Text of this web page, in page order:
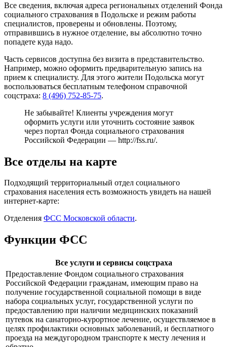
Все сведения, включая адреса региональных отделений Фонда
социального страхования в Подольске и режим работы
специалистов, проверены и обновлены. Поэтому,
отправившись в нужное отделение, вы абсолютно точно
попадете куда надо.
Часть сервисов доступна без визита в представительство.
Например, можно оформить предварительную запись на
прием к специалисту. Для этого жители Подольска могут
воспользоваться бесплатным телефоном справочной
соцстраха: 8 (496) 752-85-75.
Не забывайте! Клиенты учреждения могут
оформить услуги или уточнить состояние заявок
через портал Фонда социального страхования
Российской Федерации — http://fss.ru/.
Все отделы на карте
Подходящий территориальный отдел социального
страхования населения есть возможность увидеть на нашей
интернет-карте:
Отделения ФСС Московской области.
Функции ФСС
Все услуги и сервисы соцстраха
Предоставление Фондом социального страхования
Российской Федерации гражданам, имеющим право на
получение государственной социальной помощи в виде
набора социальных услуг, государственной услуги по
предоставлению при наличии медицинских показаний
путевок на санаторно-курортное лечение, осуществляемое в
целях профилактики основных заболеваний, и бесплатного
проезда на междугородном транспорте к месту лечения и